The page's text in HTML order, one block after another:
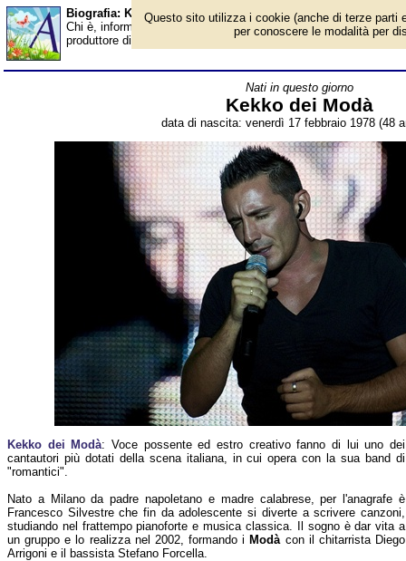
Biografia: Kekko dei Modà - età - Almanacco
Chi è, informazioni, foto, qual è la data di nascita, età, dove è
produttore discografico italiano, frontman dei Modà. Breve
Nati in questo giorno
Kekko dei Modà
data di nascita: venerdì 17 febbraio 1978 (48
Kekko dei Modà: Voce possente ed estro creativo fanno di lui uno dei
cantautori più dotati della scena italiana, in cui opera con la sua band di
"romantici".
Nato a Milano da padre napoletano e madre calabrese, per l'anagrafe è
Francesco Silvestre che fin da adolescente si diverte a scrivere canzoni,
studiando nel frattempo pianoforte e musica classica. Il sogno è dar vita a
un gruppo e lo realizza nel 2002, formando i Modàcon il chitarrista Diego
Arrigoni e il bassista Stefano Forcella.
Questo sito utilizza i cookie (anche di terze parti
per conoscere le modalità per